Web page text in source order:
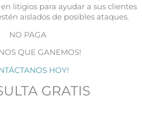
litigios para ayudar a sus clientes
aislados de posibles ataques.
NO PAGA
QUE GANEMOS!
HOY!
GRATIS